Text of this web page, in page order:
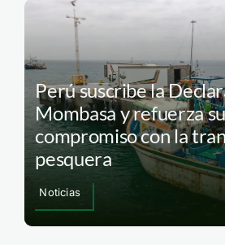
Perú suscribe la
Mombasa y refuerza su
compromiso con la
pesquera
Noticias